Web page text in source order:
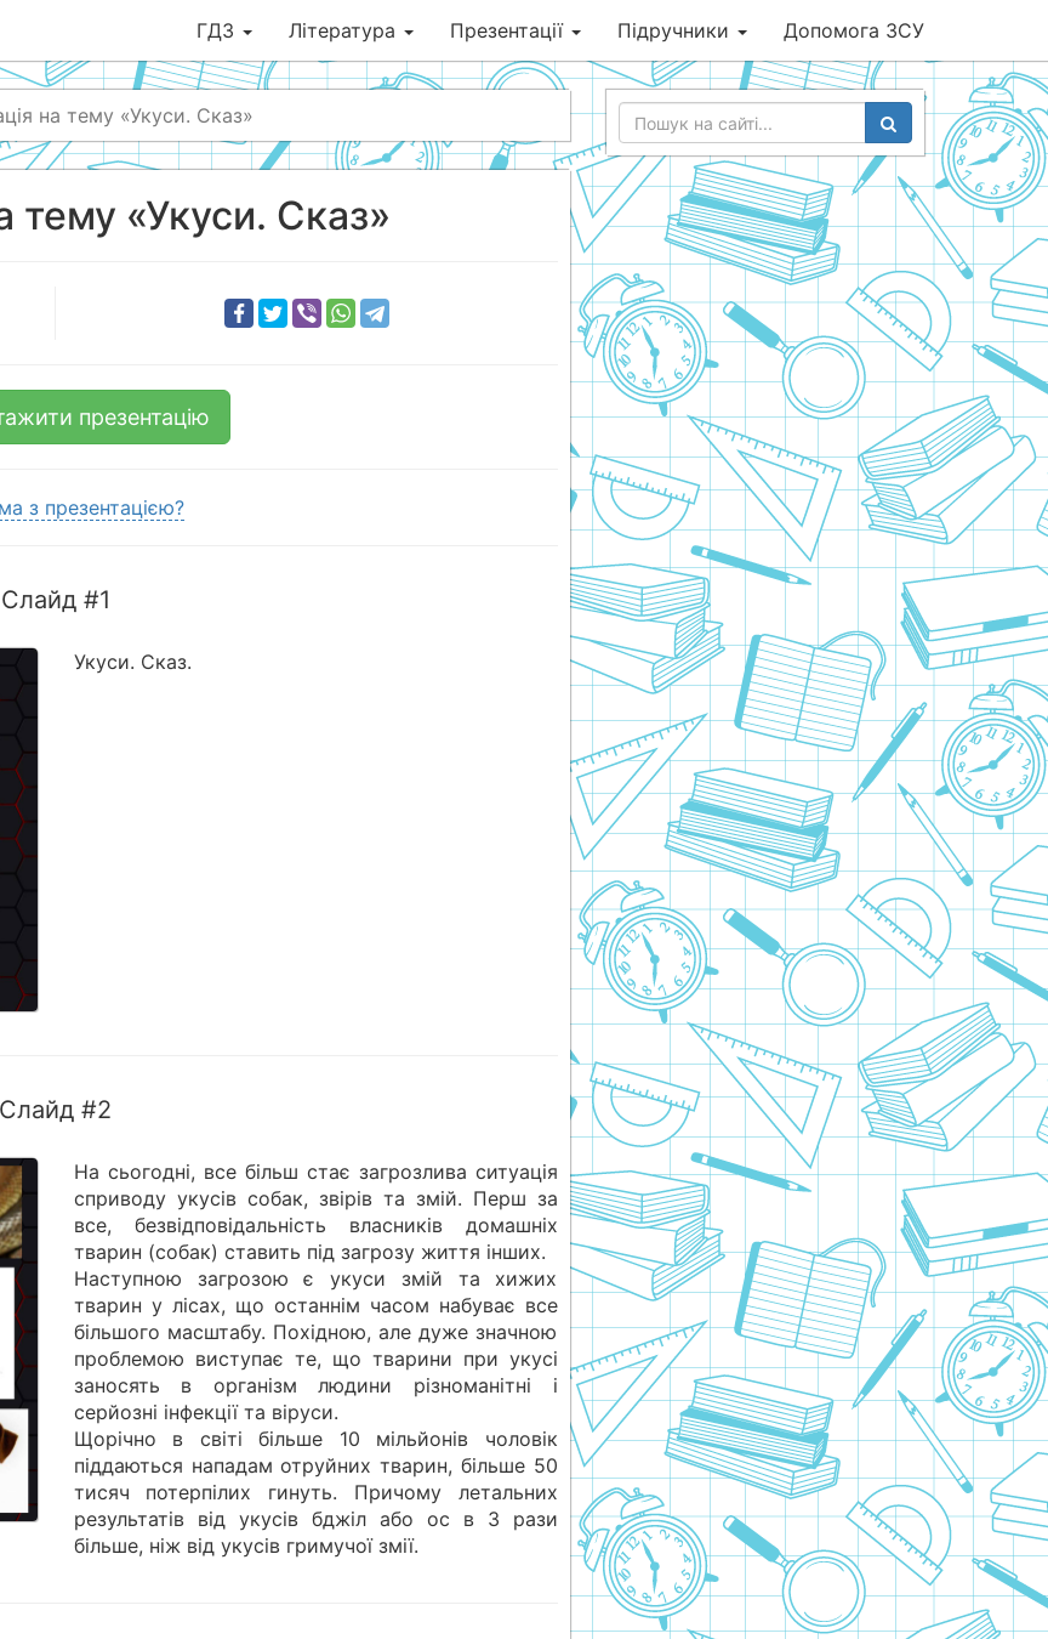
ГДЗ Література Презентації Підручники Допомога ЗСУ
на тему «Укуси. Сказ»
тему «Укуси. Сказ»
презентацію
з презентацією?
Слайд #1
Укуси. Сказ.
Слайд #2
На сьогодні, все більш стає загрозлива ситуація
сприводу укусів собак, звірів та змій. Перш за
все, безвідповідальність власників домашніх
тварин (собак) ставить під загрозу життя інших.
Наступною загрозою є укуси змій та хижих
тварин у лісах, що останнім часом набуває все
більшого масштабу. Похідною, але дуже значною
проблемою виступає те, що тварини при укусі
заносять в організм людини різноманітні і
серйозні інфекції та віруси.
Щорічно в світі більше 10 мільйонів чоловік
піддаються нападам отруйних тварин, більше 50
тисяч потерпілих гинуть. Причому летальних
результатів від укусів бджіл або ос в 3 рази
більше, ніж від укусів гримучої змії.